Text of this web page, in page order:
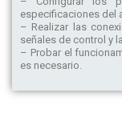
especificaciones del
– Realizar las
señales de control y
– Probar el
es necesario.